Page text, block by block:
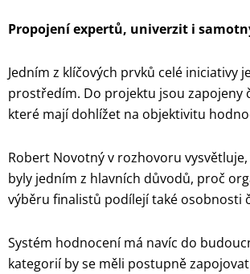
Propojení expertů, univerzit i
Jedním z klíčových prvků celé
prostředím. Do projektu jsou zapojeny
které mají dohlížet na objektivitu
Robert Novotný v rozhovoru
byly jedním z hlavních důvodů, proč
výběru finalistů podílejí také osobnosti
Systém hodnocení má navíc do
kategorií by se měli postupně